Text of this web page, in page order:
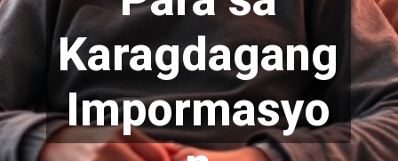
Karagdagang
Impormasyo